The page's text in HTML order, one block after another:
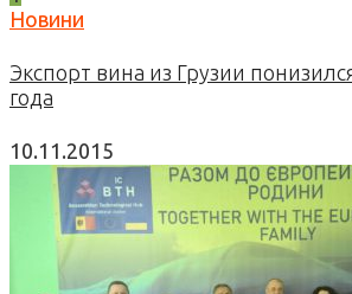
Новини
Экспорт вина из Грузии
года
10.11.2015